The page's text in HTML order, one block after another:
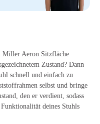
Miller Aeron Sitzfläche
Zustand? Dann
schnell und einfach zu
selbst und bringe
den er verdient, sodass
deines Stuhls